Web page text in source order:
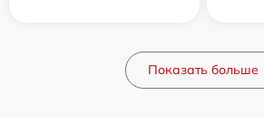
Показать больше